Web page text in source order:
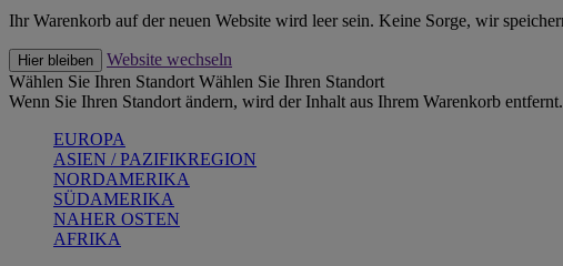
Ihr Warenkorb auf der neuen Website wird leer sein. Keine Sorge, wir
Hier bleiben
Website wechseln
Wählen Sie Ihren Standort Wählen Sie Ihren Standort
Wenn Sie Ihren Standort ändern, wird der Inhalt aus Ihrem Warenkorb
EUROPA
ASIEN / PAZIFIKREGION
NORDAMERIKA
SÜDAMERIKA
NAHER OSTEN
AFRIKA